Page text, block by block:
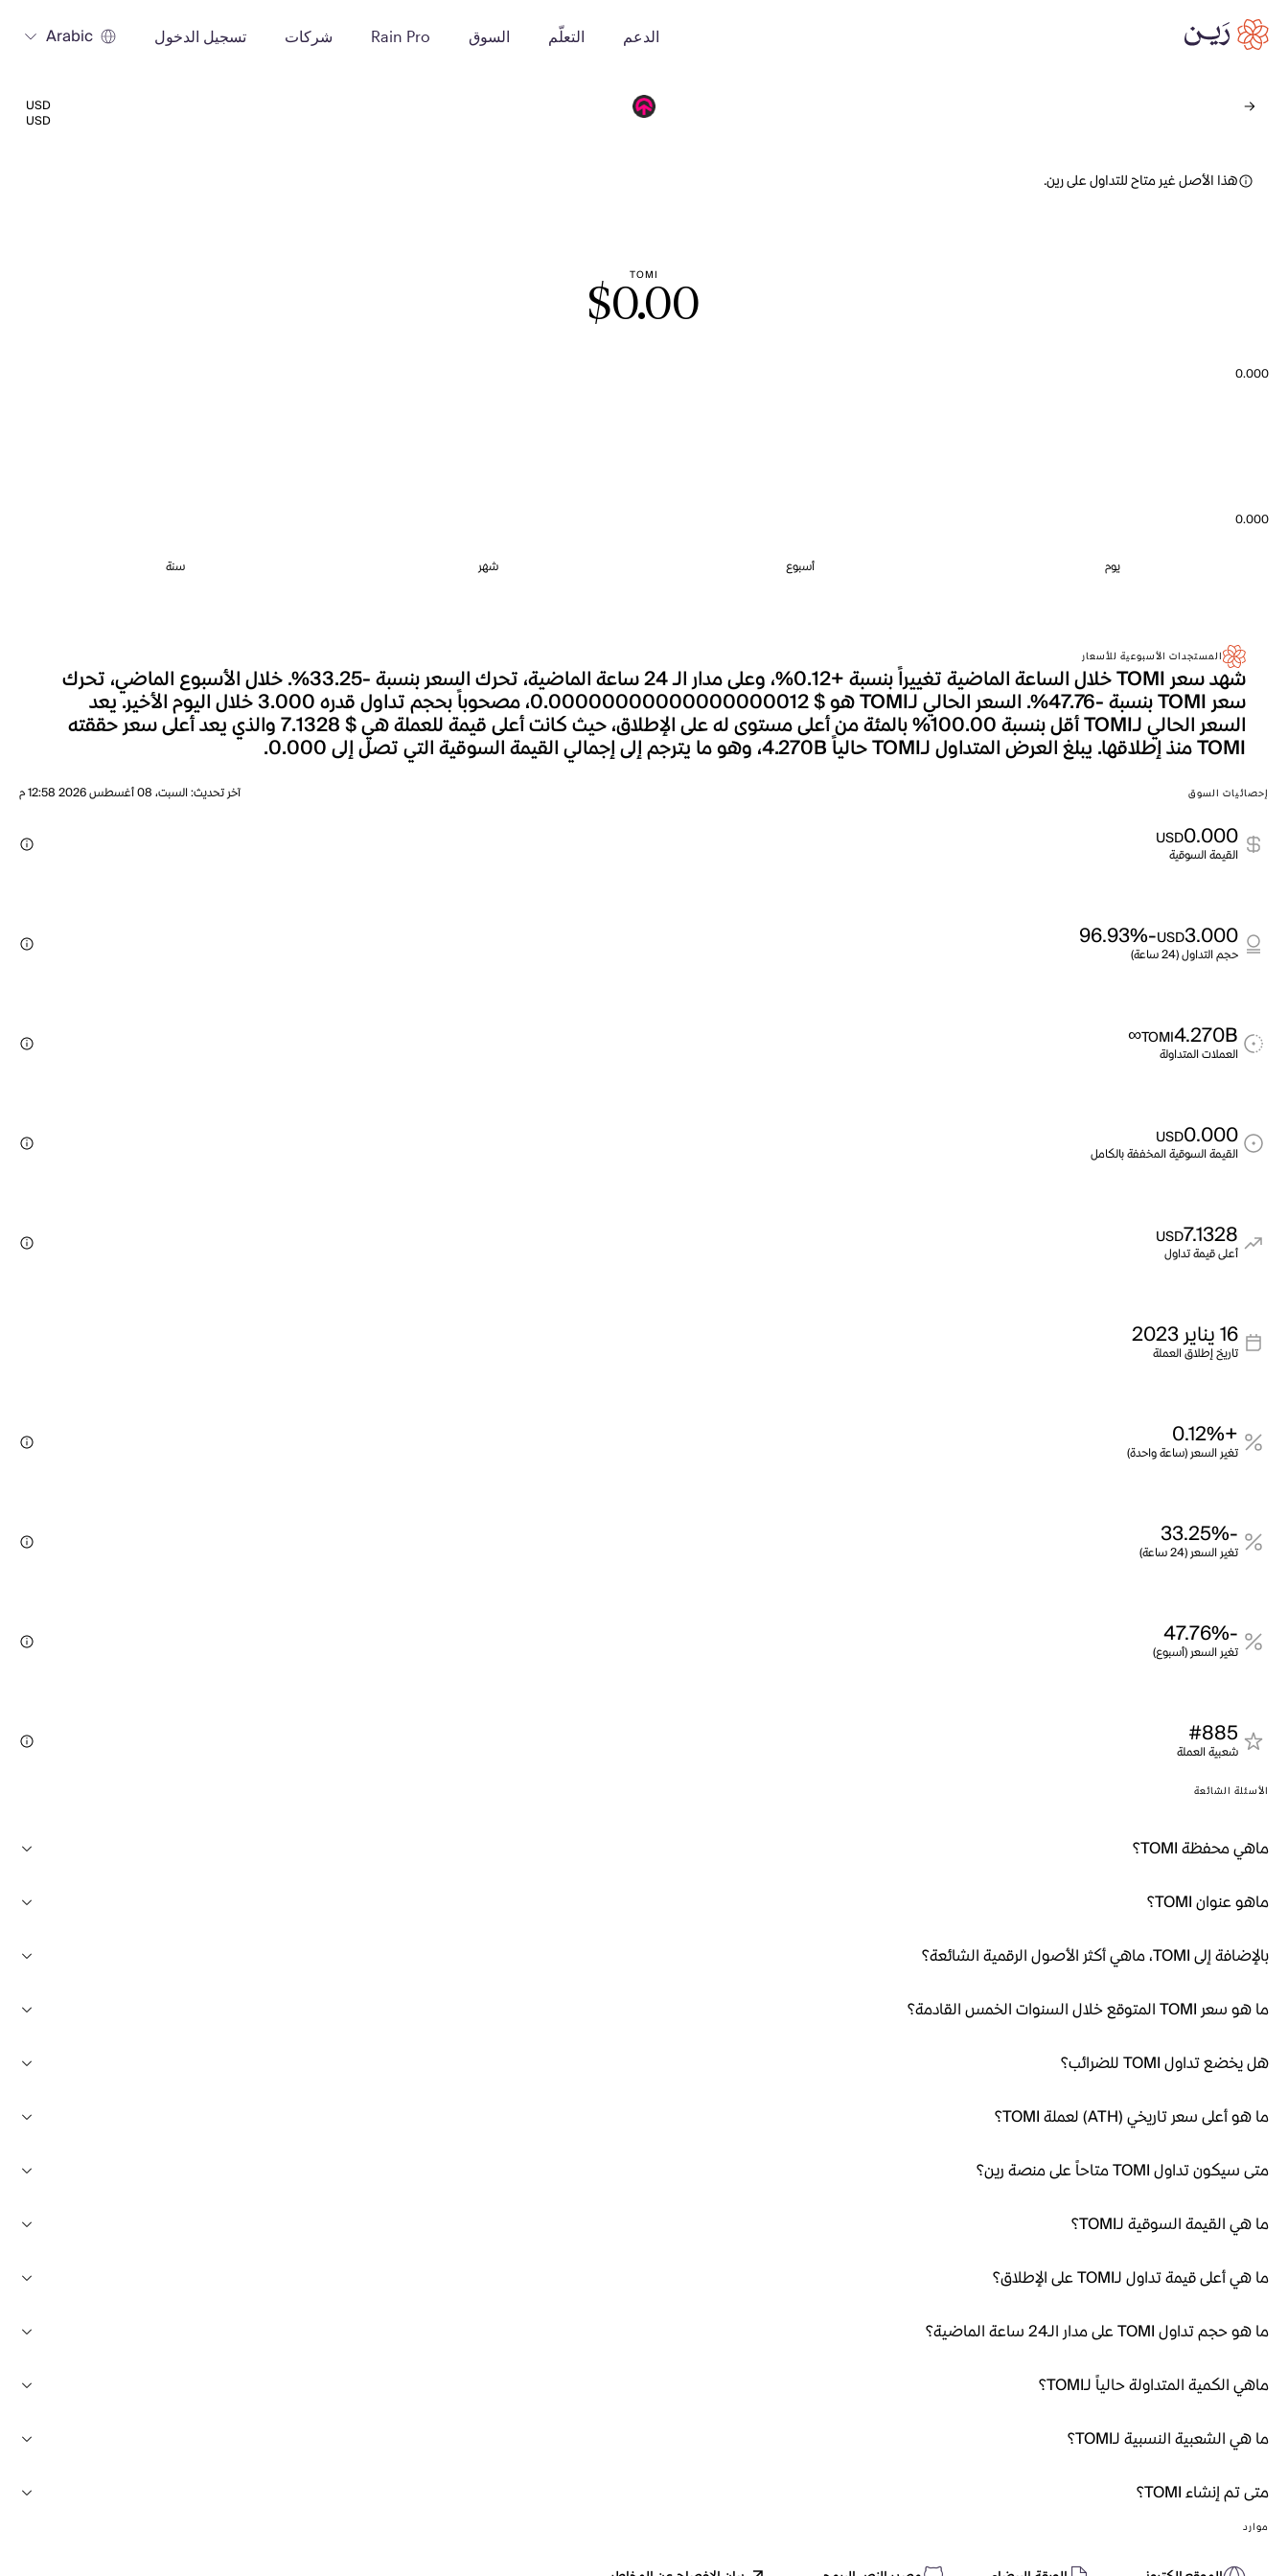
الدعم التعلّم السوق Rain Pro شركات تسجيل الدخول Arabic
USD
USD
هذا الأصل غير متاح للتداول على رين.
TOMI
$0.00
0.000
0.000
يوم أسبوع شهر سنة
المستجدات الأسبوعية للأسعار
شهد سعر TOMI خلال الساعة الماضية تغييراً بنسبة +0.12%، وعلى مدار الـ 24 ساعة الماضية، تحرك السعر بنسبة -33.25%. خلال الأسبوع الماضي، تحرك
سعر TOMI بنسبة -47.76%. السعر الحالي لـTOMI هو $ 0.00000000000000000012، مصحوباً بحجم تداول قدره 3.000 خلال اليوم الأخير. يعد
السعر الحالي لـTOMI أقل بنسبة 100.00% بالمئة من أعلى مستوى له على الإطلاق، حيث كانت أعلى قيمة للعملة هي $ 7.1328 والذي يعد أعلى سعر حققته
TOMI منذ إطلاقها. يبلغ العرض المتداول لـTOMI حالياً 4.270B، وهو ما يترجم إلى إجمالي القيمة السوقية التي تصل إلى 0.000.
إحصائيات السوق آخر تحديث:السبت، 08 أغسطس 2026 12:58 م
0.000
USD
القيمة السوقية
3.000
USD
-96.93%
حجم التداول (24 ساعة)
4.270B
TOMI
∞
العملات المتداولة
0.000
USD
القيمة السوقية المخففة بالكامل
7.1328
USD
أعلى قيمة تداول
16 يناير 2023
تاريخ إطلاق العملة
+0.12%
تغير السعر (ساعة واحدة)
-33.25%
تغير السعر (24 ساعة)
-47.76%
تغير السعر (أسبوع)
#885
شعبية العملة
الأسئلة الشائعة
ماهي محفظة TOMI؟
ماهو عنوان TOMI؟
بالإضافة إلى TOMI، ماهي أكثر الأصول الرقمية الشائعة؟
ما هو سعر TOMI المتوقع خلال السنوات الخمس القادمة؟
هل يخضع تداول TOMI للضرائب؟
ما هو أعلى سعر تاريخي (ATH) لعملة TOMI؟
متى سيكون تداول TOMI متاحاً على منصة رين؟
ما هي القيمة السوقية لـTOMI؟
ما هي أعلى قيمة تداول لـTOMI على الإطلاق؟
ما هو حجم تداول TOMI على مدار الـ24 ساعة الماضية؟
ماهي الكمية المتداولة حالياً لـTOMI؟
ما هي الشعبية النسبية لـTOMI؟
متى تم إنشاء TOMI؟
موارد